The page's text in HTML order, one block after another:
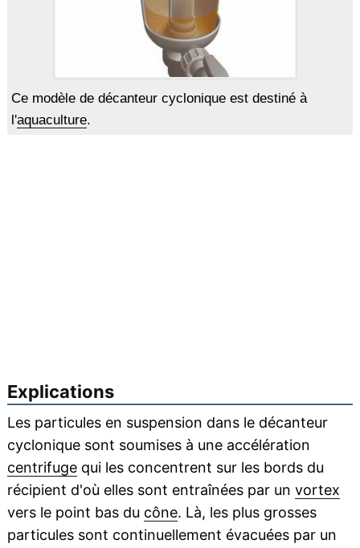
Ce modèle de décanteur cyclonique est destiné à
l'aquaculture.
Explications
Les particules en suspension dans le décanteur
cyclonique sont soumises à une accélération
centrifugequi les concentrent sur les bords du
récipient d'où elles sont entraînées par un vortex
vers le point bas du cône. Là, les plus grosses
particules sont continuellement évacuées par un